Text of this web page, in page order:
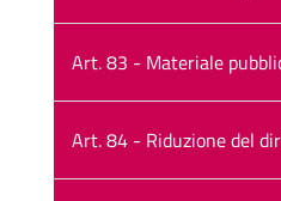
Art. 83 - Materiale
Art. 84 - Riduzione del